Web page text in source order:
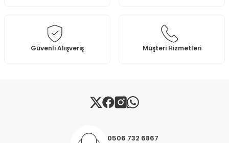
Güvenli Alışveriş Müşteri Hizmetleri
0506 732 6867